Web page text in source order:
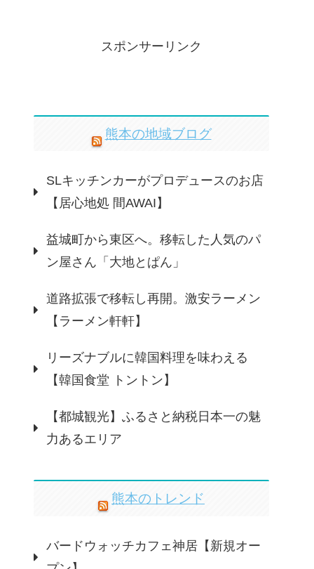
スポンサーリンク
熊本の地域ブログ
SLキッチンカーがプロデュースのお店
【居心地処 間AWAI】
益城町から東区へ。移転した人気のパ
ン屋さん「大地とぱん」
道路拡張で移転し再開。激安ラーメン
【ラーメン軒軒】
リーズナブルに韓国料理を味わえる
【韓国食堂 トントン】
【都城観光】ふるさと納税日本一の魅
力あるエリア
熊本のトレンド
バードウォッチカフェ神居【新規オー